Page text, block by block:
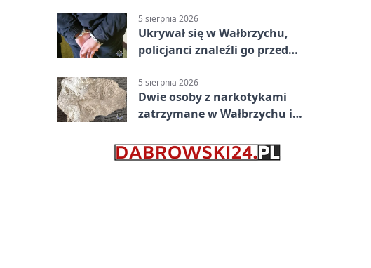
5 sierpnia 2026
Ukrywał się w Wałbrzychu,
policjanci znaleźli go przed
5 sierpnia 2026
Dwie osoby z narkotykami
zatrzymane w Wałbrzychu i